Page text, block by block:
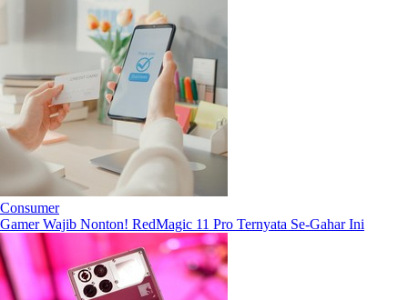
Consumer
Gamer Wajib Nonton! RedMagic 11 Pro Ternyata Se-Gahar Ini